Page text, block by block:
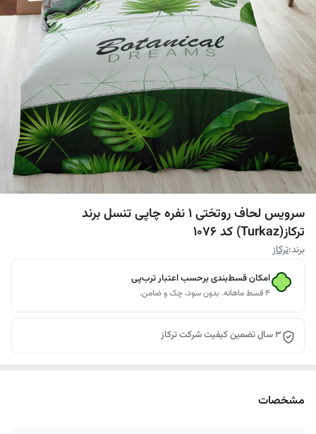
سرویس لحاف روتختی 1 نفره چاپی تنسل برند
ترکاز(Turkaz) کد 1076
برند:ترکاز
امکان قسط‌بندی برحسب اعتبار ترب‌پی
۴ قسط ماهانه. بدون سود، چک و ضامن.
3 سال تضمین کیفیت شرکت ترکاز
مشخصات